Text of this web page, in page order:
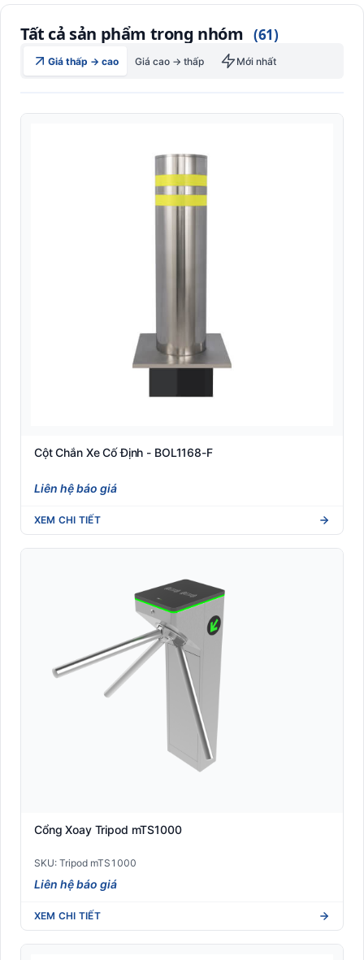
Máy đọc vân tay công nghiệp (Biometric Reader)
Máy in thẻ nhựa Pointman
Nhãn Linerless không lót (Eco-friendly)
Nhãn Shipping vận chuyển quốc tế (DHL/UPS/FedEx)
Nhận dạng sinh trắc học
Phần mềm quản lý
RFID
Tem phụ hàng nhập khẩu (Tuân thủ NĐ 43/2017)
Tem vải nhãn mác may mặc (Woven/Satin xuất khẩu)
Thiết Bị Bán Lẻ POS
Tất cả sản phẩm trong nhóm (61)
Giá thấp → cao Giá cao → thấp Mới nhất
Cột Chắn Xe Cố Định - BOL1168-F
Liên hệ báo giá
XEM CHI TIẾT
Cổng Xoay Tripod mTS1000
SKU: Tripod mTS1000
Liên hệ báo giá
XEM CHI TIẾT